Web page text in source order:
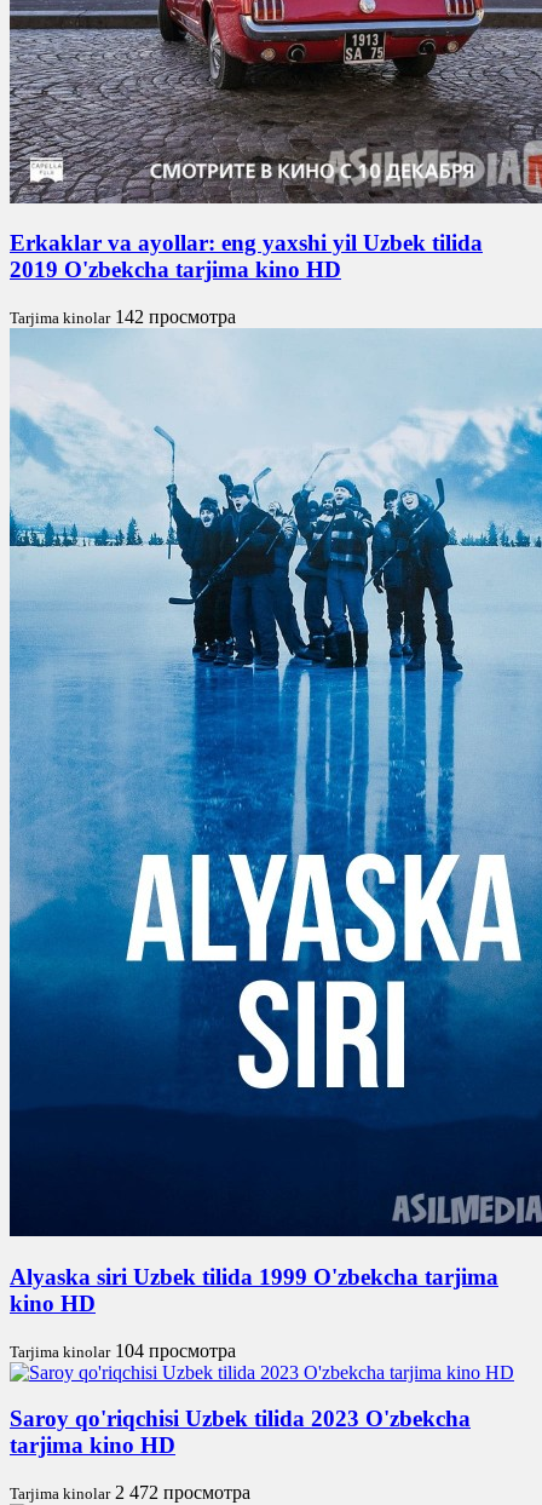
Erkaklar va ayollar: eng yaxshi yil Uzbek tilida
2019 O'zbekcha tarjima kino HD
Tarjima kinolar 142 просмотра
Alyaska siri Uzbek tilida 1999 O'zbekcha tarjima
kino HD
Tarjima kinolar 104 просмотра
Saroy qo'riqchisi Uzbek tilida 2023 O'zbekcha
tarjima kino HD
Tarjima kinolar 2 472 просмотра